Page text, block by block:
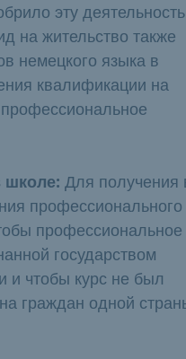
эту
на жительство также
немецкого языка в
квалификации на
школе: Для получения
профессионального
профессиональное
государством
и чтобы курс не был
граждан одной